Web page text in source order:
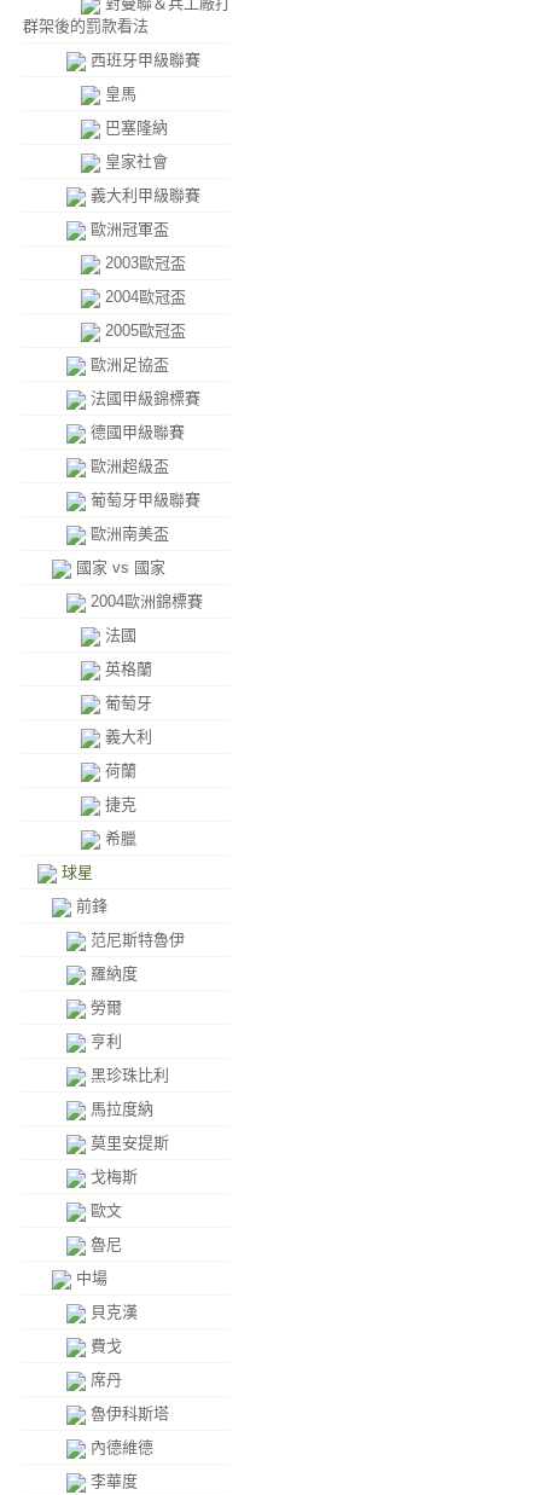
群架後的罰款看法
西班牙甲級聯賽
皇馬
巴塞隆納
皇家社會
義大利甲級聯賽
歐洲冠軍盃
2003歐冠盃
2004歐冠盃
2005歐冠盃
歐洲足協盃
法國甲級錦標賽
德國甲級聯賽
歐洲超級盃
葡萄牙甲級聯賽
歐洲南美盃
國家 vs 國家
2004歐洲錦標賽
法國
英格蘭
葡萄牙
義大利
荷蘭
捷克
希臘
球星
前鋒
范尼斯特魯伊
羅納度
勞爾
亨利
黑珍珠比利
馬拉度納
莫里安提斯
戈梅斯
歐文
魯尼
中場
貝克漢
費戈
席丹
魯伊科斯塔
內德維德
李華度